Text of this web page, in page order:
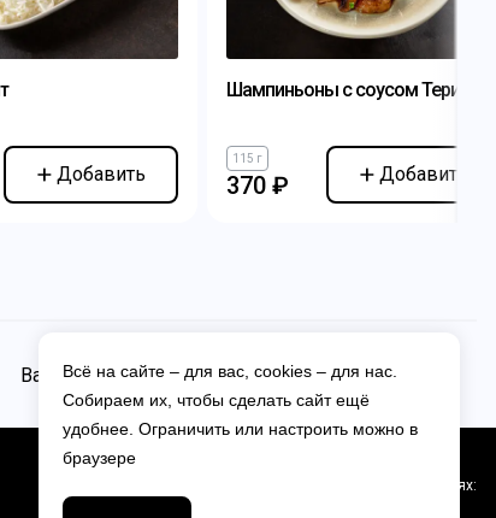
Добавить
Шампиньоны с соусом Терияки
115 г
370 ₽ Добавить
Вакансии Контакты
Мы в соцсетях:
Всё на сайте – для вас, cookies – для нас.
Собираем их, чтобы сделать сайт ещё
удобнее. Ограничить или настроить можно в
браузере